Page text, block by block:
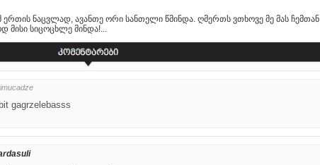
ერთის ნაცვლად, ავანთე ორი სანთელი წმინდა. ღმერთს ვთხოვე მე მას ჩემთან
მისი სიცოცხლე მინდა!...
gagrzelebasss